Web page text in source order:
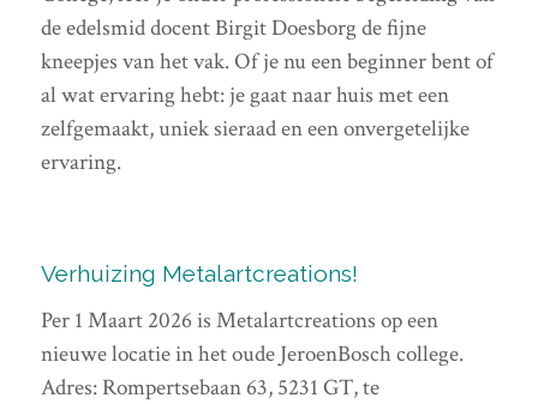
de edelsmid docent Birgit Doesborg de fijne
kneepjes van het vak. Of je nu een beginner bent of
al wat ervaring hebt: je gaat naar huis met een
zelfgemaakt, uniek sieraad en een onvergetelijke
ervaring.
Verhuizing Metalartcreations!
Per 1 Maart 2026 is Metalartcreations op een
nieuwe locatie in het oude JeroenBosch college.
Adres: Rompertsebaan 63, 5231 GT, te